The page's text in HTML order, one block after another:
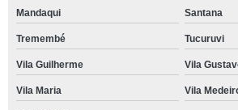
Mandaqui Santana
Tremembé Tucuruvi
Vila Guilherme Vila
Vila Maria Vila